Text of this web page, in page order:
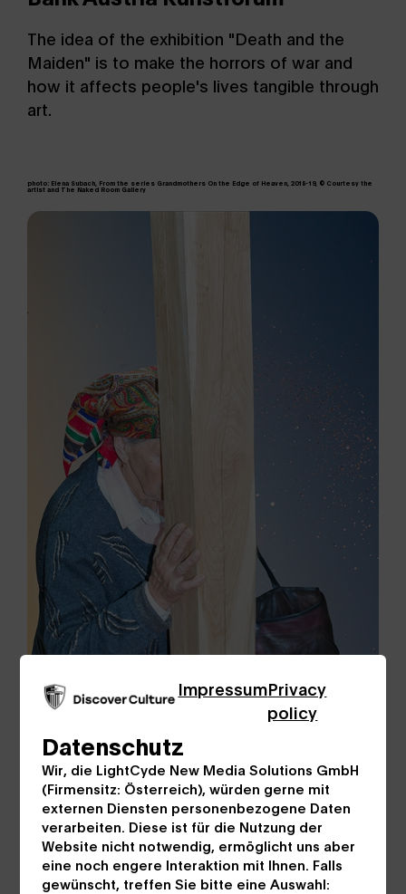
The idea of the exhibition "Death and the
Maiden" is to make the horrors of war and
how it affects people's lives tangible through
art.
photo: Elena Subach, From the series Grandmothers On the Edge of Heaven, 2018-19, © Courtesy the
artist and The Naked Room Gallery
ImpressumPrivacy
policy
Datenschutz
Wir, die LightCyde New Media Solutions GmbH
(Firmensitz: Österreich), würden gerne mit
externen Diensten personenbezogene Daten
verarbeiten. Diese ist für die Nutzung der
Website nicht notwendig, ermöglicht uns aber
eine noch engere Interaktion mit Ihnen. Falls
gewünscht, treffen Sie bitte eine Auswahl: